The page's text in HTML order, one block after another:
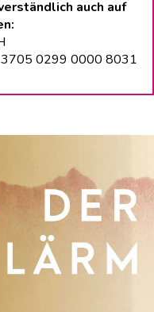
auch auf
3705 0299 0000 8031